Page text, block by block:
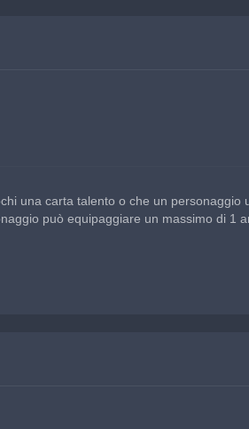
una carta talento o che un
può equipaggiare un massimo di 1